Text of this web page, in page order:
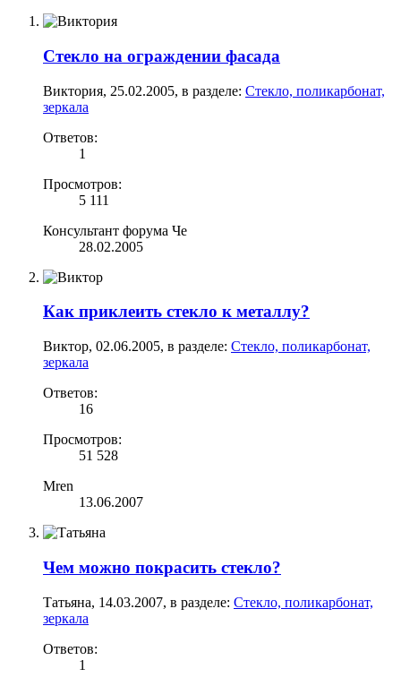
Стекло на ограждении фасада
Виктория, 25.02.2005, в разделе: Стекло, поликарбонат,
зеркала
Ответов:
1
Просмотров:
5 111
Консультант форума Че
28.02.2005
Как приклеить стекло к металлу?
Виктор, 02.06.2005, в разделе: Стекло, поликарбонат,
зеркала
Ответов:
16
Просмотров:
51 528
Mren
13.06.2007
Чем можно покрасить стекло?
Татьяна, 14.03.2007, в разделе: Стекло, поликарбонат,
зеркала
Ответов:
1